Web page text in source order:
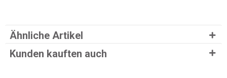
Ähnliche Artikel
Kunden kauften auch